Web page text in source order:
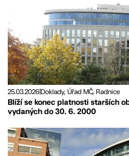
25.03.2026|Doklady, Úřad MČ, Radnice
Blíží se konec platnosti starších
vydaných do 30. 6. 2000